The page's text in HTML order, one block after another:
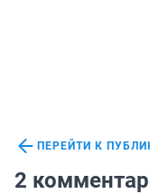
ПЕРЕЙТИ К
2